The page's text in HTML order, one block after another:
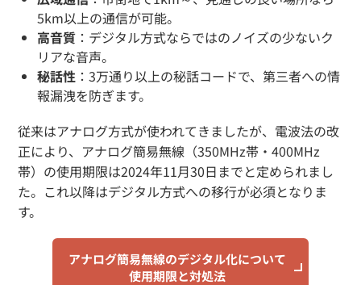
5km以上の通信が可能。
高音質 ：デジタル方式ならではのノイズの少ないク
リアな音声。
秘話性 ：3万通り以上の秘話コードで、第三者への情
報漏洩を防ぎます。
従来はアナログ方式が使われてきましたが、電波法の改
正により、アナログ簡易無線（350MHz帯・400MHz
帯）の使用期限は2024年11月30日までと定められまし
た。これ以降はデジタル方式への移行が必須となりま
す。
アナログ簡易無線のデジタル化について
使用期限と対処法